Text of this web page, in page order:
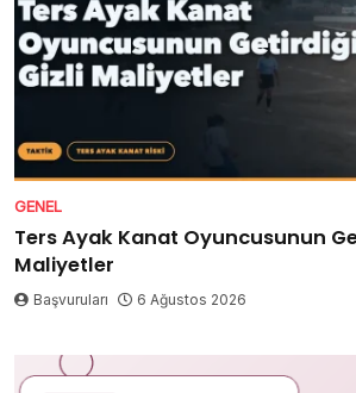
GENEL
Ters Ayak Kanat Oyuncusunun
Maliyetler
Başvuruları 6 Ağustos 2026